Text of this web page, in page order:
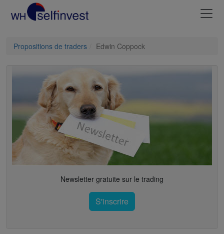
Propositions de traders Edwin Coppock
Newsletter gratuite sur le trading
S'inscrire